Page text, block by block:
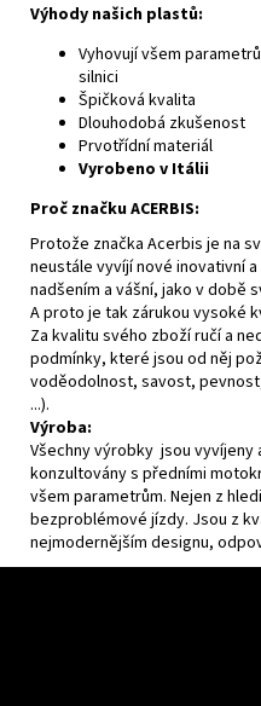
Výhody našich plastů:
Vyhovují všem
silnici
Špičková kvalita
Dlouhodobá zkušenost
Prvotřídní materiál
Vyrobeno v Itálii
Proč značku ACERBIS:
Protože značka Acerbis je na
neustále vyvíjí nové inovativní
nadšením a vášní, jako v době
A proto je tak zárukou vysoké
Za kvalitu svého zboží ručí a
podmínky, které jsou od něj
voděodolnost, savost,
...).
Výroba:
Všechny výrobky jsou vyvíjeny
konzultovány s předními
všem parametrům. Nejen z
bezproblémové jízdy. Jsou z
nejmodernějším designu,